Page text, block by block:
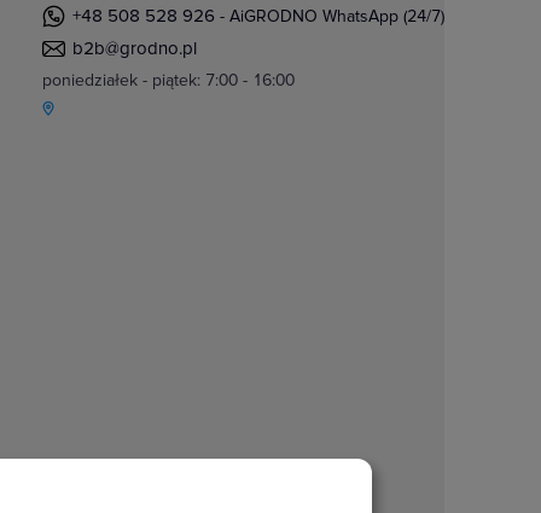
+48 508 528 926 - AiGRODNO WhatsApp (24/7)
b2b@grodno.pl
poniedziałek - piątek: 7:00 - 16:00